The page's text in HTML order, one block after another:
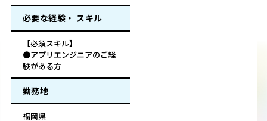
必要な経験・ スキル
【必須スキル】
●アプリエンジニアのご経
験がある方
勤務地
福岡県